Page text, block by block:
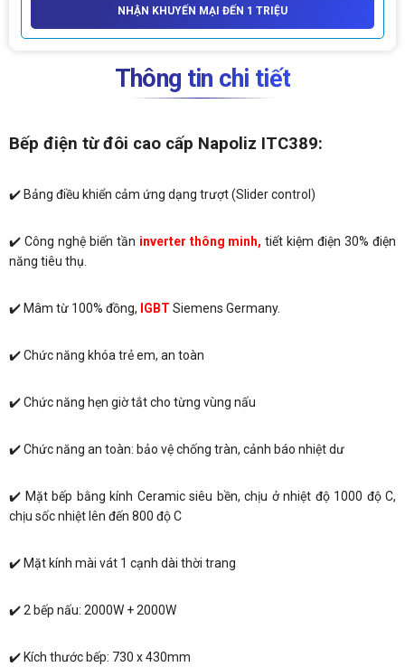
NHẬN KHUYẾN MẠI ĐẾN 1 TRIỆU
Thông tin chi tiết
Bếp điện từ đôi cao cấp Napoliz ITC389:
✔️ Bảng điều khiển cảm ứng dạng trượt (Slider control)
✔️ Công nghệ biến tần inverter thông minh,tiết kiệm điện 30% điện
năng tiêu thụ.
✔️ Mâm từ 100% đồng, IGBT Siemens Germany.
✔️ Chức năng khóa trẻ em, an toàn
✔️ Chức năng hẹn giờ tắt cho từng vùng nấu
✔️ Chức năng an toàn: bảo vệ chống tràn, cảnh báo nhiệt dư
✔️ Mặt bếp bằng kính Ceramic siêu bền, chịu ở nhiệt độ 1000 độ C,
chịu sốc nhiệt lên đến 800 độ C
✔️ Mặt kính mài vát 1 cạnh dài thời trang
✔️ 2 bếp nấu: 2000W + 2000W
✔️ Kích thước bếp: 730 x 430mm